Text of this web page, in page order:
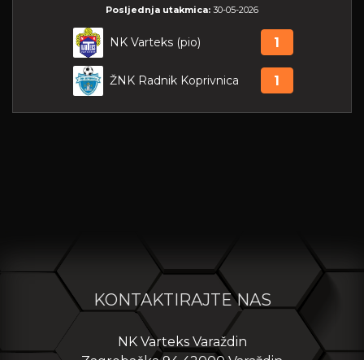
Posljednja utakmica: 30-05-2026
NK Varteks (pio) 1
ŽNK Radnik Koprivnica 1
KONTAKTIRAJTE NAS
NK Varteks Varaždin